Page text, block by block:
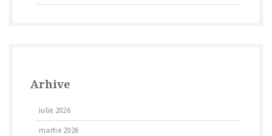
Arhive
iulie 2026
martie 2026